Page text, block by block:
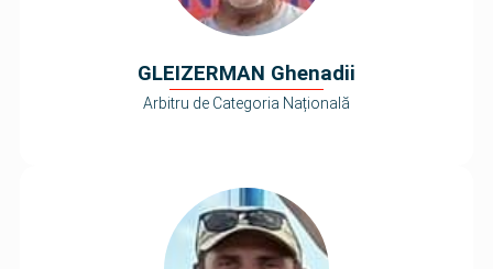
GLEIZERMAN Ghenadii
Arbitru de Categoria Națională